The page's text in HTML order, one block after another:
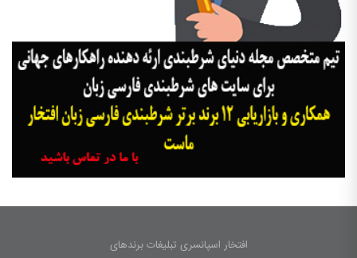
افتخار اسپانسری تبلیغات برندهای